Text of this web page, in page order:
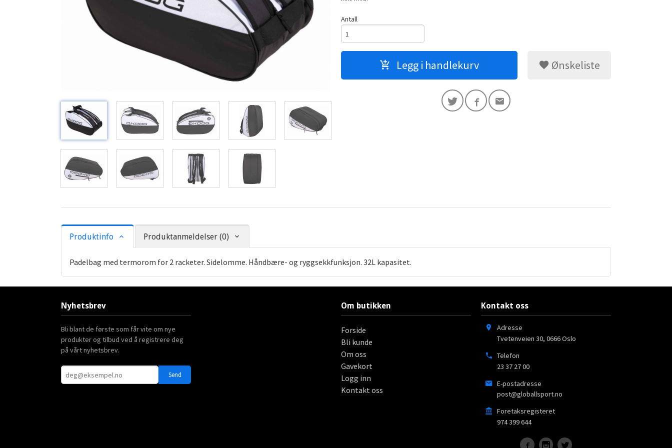
Antall
Legg i handlekurv Ønskeliste
Produktinfo Produktanmeldelser (0)
Padelbag med termorom for 2 racketer. Sidelomme. Håndbære- og ryggsekkfunksjon. 32L kapasitet.
Nyhetsbrev
Bli blant de første som får vite om nye
produkter og tilbud ved å registrere deg
på vårt nyhetsbrev.
Om butikken
Forside
Bli kunde
Om oss
Gavekort
Logg inn
Kontakt oss
Kontakt oss
Adresse
Tvetenveien 30, 0666Oslo
Telefon
23 37 27 00
E-postadresse
post@globallsport.no
Foretaksregisteret
974 399 644